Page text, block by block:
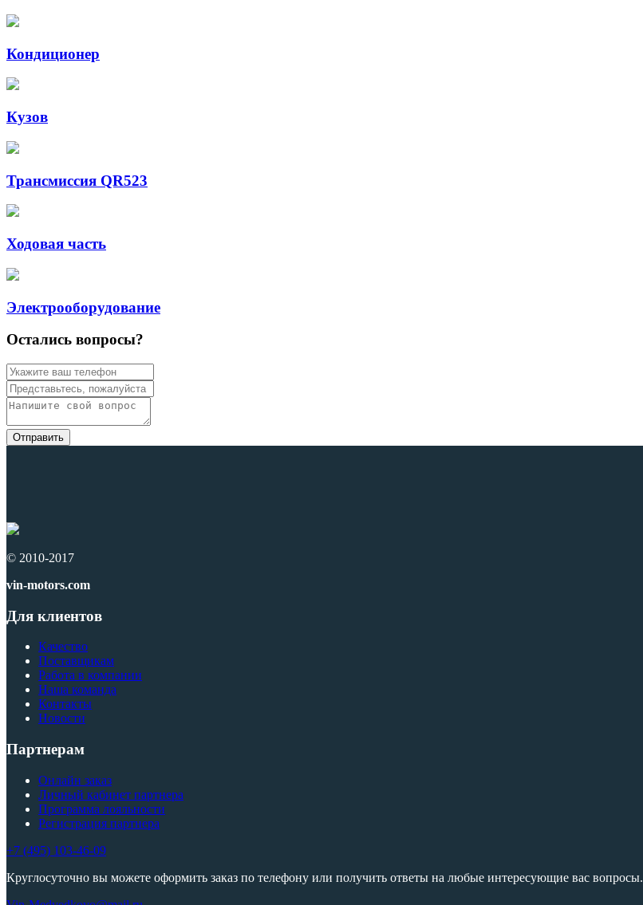
Кондиционер
Кузов
Трансмиссия QR523
Ходовая часть
Электрооборудование
Остались вопросы?
© 2010-2017
vin-motors.com
Для клиентов
Качество
Поставщикам
Работа в компании
Наша команда
Контакты
Новости
Партнерам
Онлайн заказ
Личный кабинет партнера
Программа лояльности
Регистрация партнера
+7 (495) 103-46-09
Круглосуточно вы можете оформить заказ по телефону или получить ответы на любые интересующие вас вопросы.